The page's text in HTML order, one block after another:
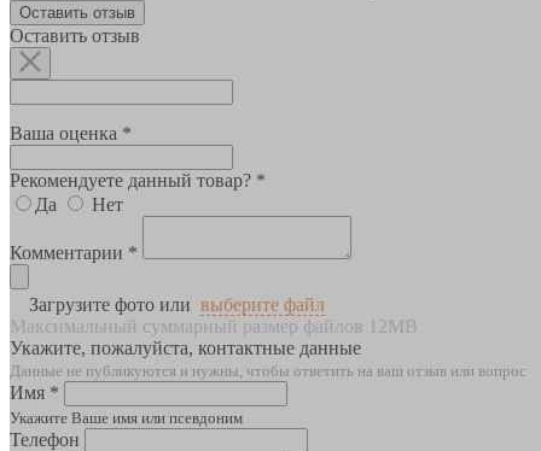
Оставить отзыв
Оставить отзыв
Ваша оценка *
Рекомендуете данный товар? *
Да
Нет
Комментарии *
Загрузите фото или выберите файл
Максимальный суммарный размер файлов 12MB
Укажите, пожалуйста, контактные данные
Данные не публикуются и нужны, чтобы ответить на ваш отзыв или вопрос
Имя *
Укажите Ваше имя или псевдоним
Телефон